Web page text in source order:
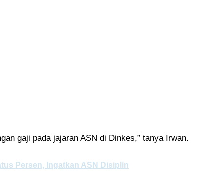
gaji pada jajaran ASN di Dinkes,” tanya Irwan.
Persen, Ingatkan ASN Disiplin